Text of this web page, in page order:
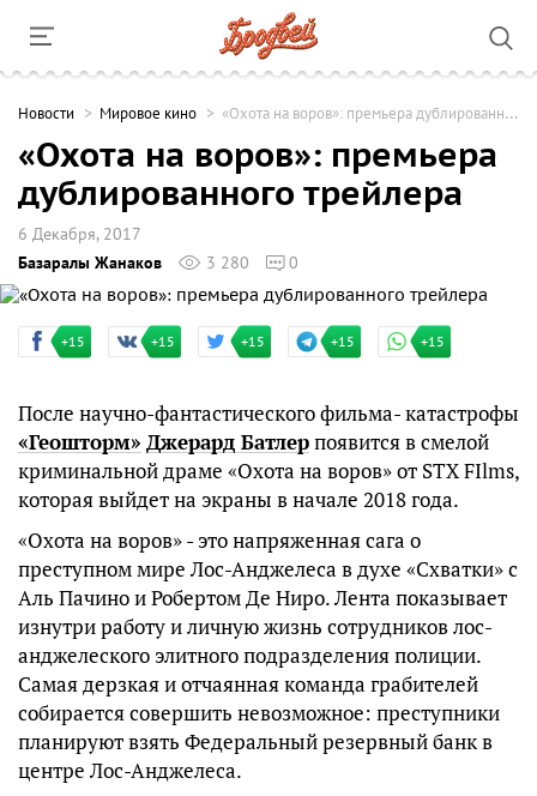
Новости Мировое кино «Охота на воров»: премьера дублированного трейлера
«Охота на воров»: премьера
дублированного трейлера
6 Декабря, 2017
Базаралы Жанаков
3 280 0
+15 +15 +15 +15 +15
После научно-фантастического фильма- катастрофы
«Геошторм» Джерард Батлерпоявится в смелой
криминальной драме «Охота на воров» от STX FIlms,
которая выйдет на экраны в начале 2018 года.
«Охота на воров» - это напряженная сага о
преступном мире Лос-Анджелеса в духе «Схватки» с
Аль Пачино и Робертом Де Ниро. Лента показывает
изнутри работу и личную жизнь сотрудников лос-
анджелеского элитного подразделения полиции.
Самая дерзкая и отчаянная команда грабителей
собирается совершить невозможное: преступники
планируют взять Федеральный резервный банк в
центре Лос-Анджелеса.